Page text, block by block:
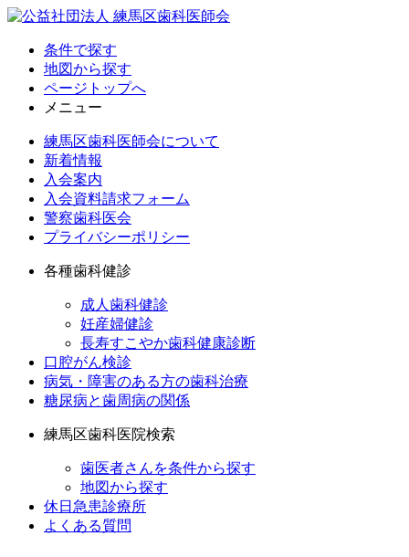
条件で探す
地図から探す
ページトップへ
メニュー
練馬区歯科医師会について
新着情報
入会案内
入会資料請求フォーム
警察歯科医会
プライバシーポリシー
各種歯科健診
成人歯科健診
妊産婦健診
長寿すこやか歯科健康診断
口腔がん検診
病気・障害のある方の歯科治療
糖尿病と歯周病の関係
練馬区歯科医院検索
歯医者さんを条件から探す
地図から探す
休日急患診療所
よくある質問